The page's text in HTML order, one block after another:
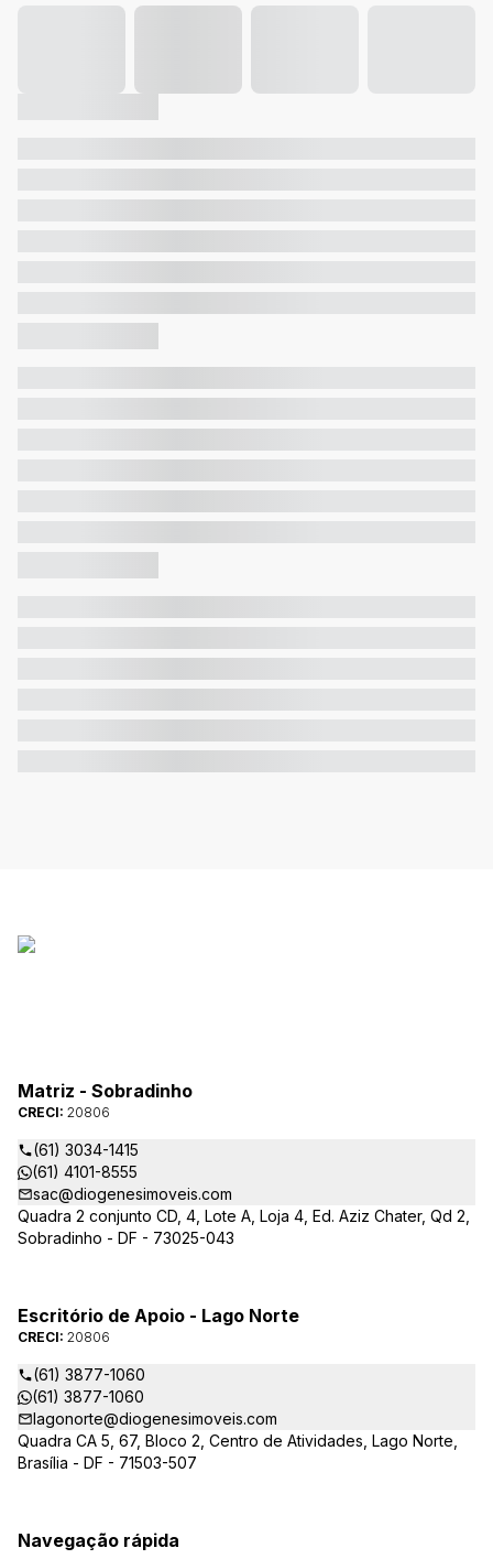
Matriz - Sobradinho
CRECI: 20806
(61) 3034-1415
(61) 4101-8555
sac@diogenesimoveis.com
Quadra 2 conjunto CD, 4, Lote A, Loja 4, Ed. Aziz Chater, Qd 2,
Sobradinho - DF - 73025-043
Escritório de Apoio - Lago Norte
CRECI: 20806
(61) 3877-1060
(61) 3877-1060
lagonorte@diogenesimoveis.com
Quadra CA 5, 67, Bloco 2, Centro de Atividades, Lago Norte,
Brasília - DF - 71503-507
Navegação rápida